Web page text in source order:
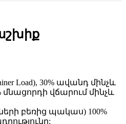
Load), 30% ավանդ մինչև
մնացորդի վճարում մինչև
բեռից պակաս) 100%